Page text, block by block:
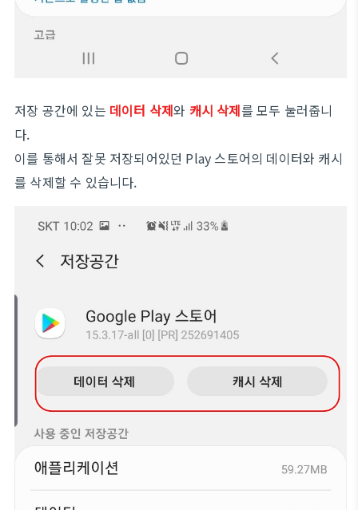
저장 공간에 있는 데이터 삭제와 캐시 삭제를 모두 눌러줍니
다.
이를 통해서 잘못 저장되어있던 Play 스토어의 데이터와 캐시
를 삭제할 수 있습니다.